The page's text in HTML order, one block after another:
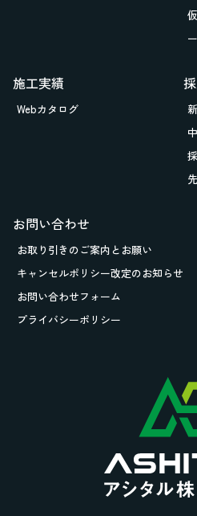
施工実績
Webカタログ
お問い合わせ
お取り引きのご案内とお願い
キャンセルポリシー改定のお知らせ
お問い合わせフォーム
プライバシーポリシー